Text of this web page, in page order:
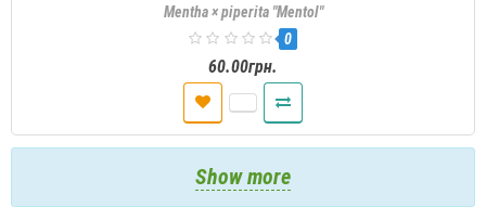
Mentha × piperita "Mentol"
0
60.00грн.
Show more